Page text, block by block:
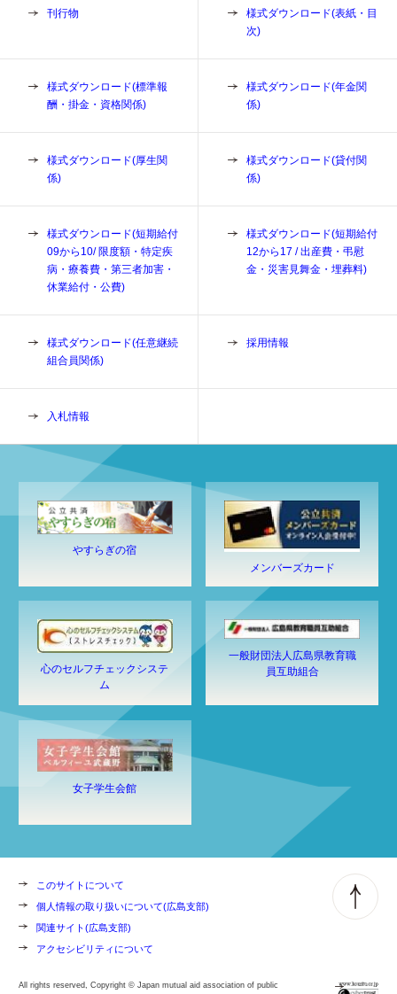
刊行物
様式ダウンロード(表紙・目
次)
様式ダウンロード(標準報
酬・掛金・資格関係)
様式ダウンロード(年金関
係)
様式ダウンロード(厚生関
係)
様式ダウンロード(貸付関
係)
様式ダウンロード(短期給付
09から10/ 限度額・特定疾
病・療養費・第三者加害・
休業給付・公費)
様式ダウンロード(短期給付
12から17 / 出産費・弔慰
金・災害見舞金・埋葬料)
様式ダウンロード(任意継続
組合員関係)
採用情報
入札情報
やすらぎの宿
メンバーズカード
心のセルフチェックシステ
ム
一般財団法人広島県教育職
員互助組合
女子学生会館
このサイトについて
個人情報の取り扱いについて(広島支部)
関連サイト(広島支部)
アクセシビリティについて
All rights reserved, Copyright © Japan mutual aid association of public